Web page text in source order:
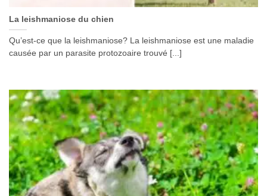
La leishmaniose du chien
Qu’est-ce que la leishmaniose? La leishmaniose est une maladie
causée par un parasite protozoaire trouvé [...]